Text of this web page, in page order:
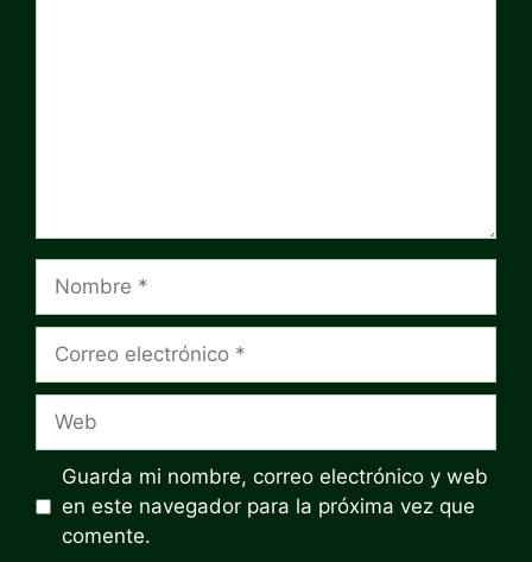
electrónico
Guarda mi nombre, correo electrónico y web
en este navegador para la próxima vez que
comente.